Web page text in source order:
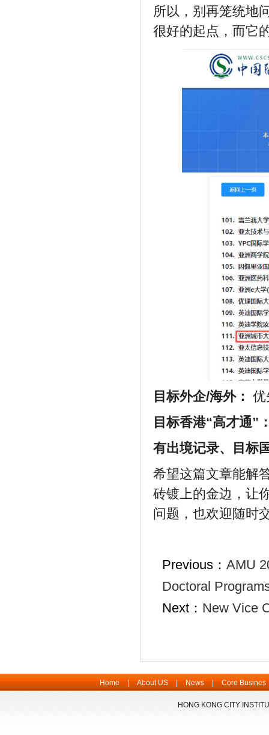
所以，别再笼统地
很好的起点，而它
目标外企/海外： 优
目标香港“高才通”
有出境记录、目标
希望这篇文章能解
砖镀上的金边，让
问题，也欢迎随时
Previous： AMU
Doctoral
Next： New Vice
Home | About US | News | Core Busines
HONG KONG CITY